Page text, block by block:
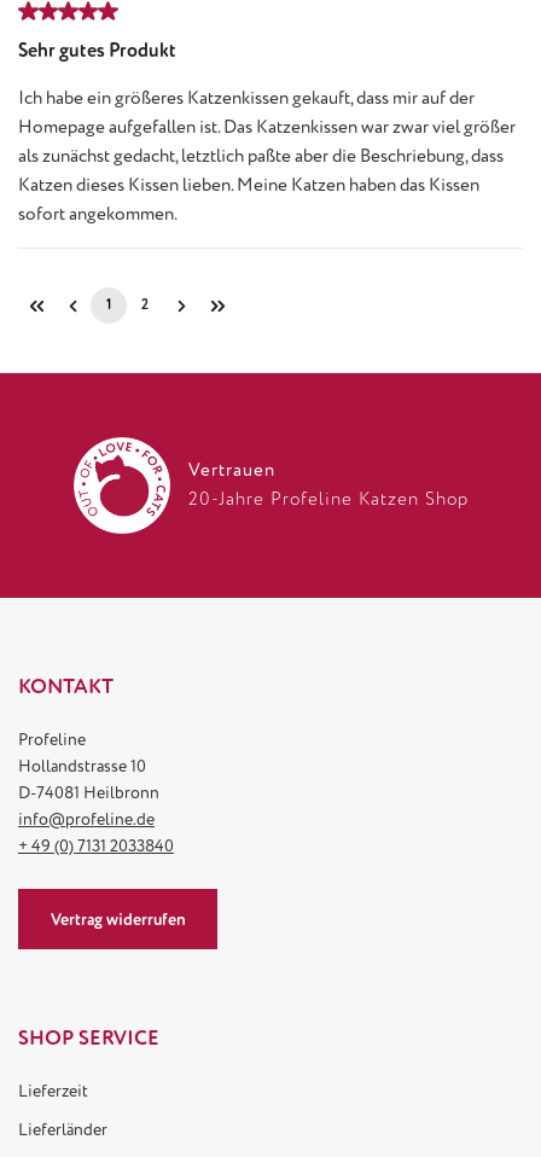
Bewertung mit 5 von 5 Sternen
Sehr gutes Produkt
Ich habe ein größeres Katzenkissen gekauft, dass mir auf der
Homepage aufgefallen ist. Das Katzenkissen war zwar viel größer
als zunächst gedacht, letztlich paßte aber die Beschriebung, dass
Katzen dieses Kissen lieben. Meine Katzen haben das Kissen
sofort angekommen.
Seite
1 Seite
2
Vertrauen
20-Jahre Profeline Katzen Shop
KONTAKT
Profeline
Hollandstrasse 10
D-74081 Heilbronn
info@profeline.de
+ 49 (0) 7131 2033840
Vertrag widerrufen
SHOP SERVICE
Lieferzeit
Lieferländer